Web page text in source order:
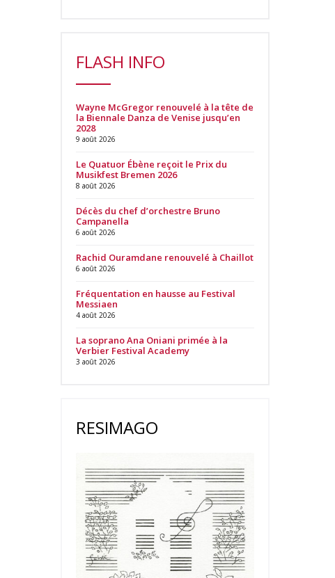
FLASH INFO
Wayne McGregor renouvelé à la tête de
la Biennale Danza de Venise jusqu’en
2028
9 août 2026
Le Quatuor Ébène reçoit le Prix du
Musikfest Bremen 2026
8 août 2026
Décès du chef d’orchestre Bruno
Campanella
6 août 2026
Rachid Ouramdane renouvelé à Chaillot
6 août 2026
Fréquentation en hausse au Festival
Messiaen
4 août 2026
La soprano Ana Oniani primée à la
Verbier Festival Academy
3 août 2026
RESIMAGO